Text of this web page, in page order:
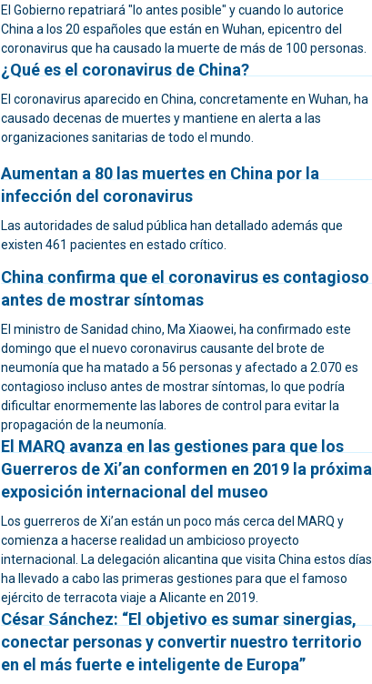
El Gobierno repatriará "lo antes posible" y cuando lo autorice
China a los 20 españoles que están en Wuhan, epicentro del
coronavirus que ha causado la muerte de más de 100 personas.
¿Qué es el coronavirus de China?
El coronavirus aparecido en China, concretamente en Wuhan, ha
causado decenas de muertes y mantiene en alerta a las
organizaciones sanitarias de todo el mundo.
Aumentan a 80 las muertes en China por la
infección del coronavirus
Las autoridades de salud pública han detallado además que
existen 461 pacientes en estado crítico.
China confirma que el coronavirus es contagioso
antes de mostrar síntomas
El ministro de Sanidad chino, Ma Xiaowei, ha confirmado este
domingo que el nuevo coronavirus causante del brote de
neumonía que ha matado a 56 personas y afectado a 2.070 es
contagioso incluso antes de mostrar síntomas, lo que podría
dificultar enormemente las labores de control para evitar la
propagación de la neumonía.
El MARQ avanza en las gestiones para que los
Guerreros de Xi’an conformen en 2019 la próxima
exposición internacional del museo
Los guerreros de Xi’an están un poco más cerca del MARQ y
comienza a hacerse realidad un ambicioso proyecto
internacional. La delegación alicantina que visita China estos días
ha llevado a cabo las primeras gestiones para que el famoso
ejército de terracota viaje a Alicante en 2019.
César Sánchez: “El objetivo es sumar sinergias,
conectar personas y convertir nuestro territorio
en el más fuerte e inteligente de Europa”